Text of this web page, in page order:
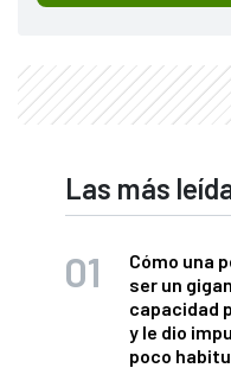
Las más
Cómo una
ser un
capacidad
y le dio
poco